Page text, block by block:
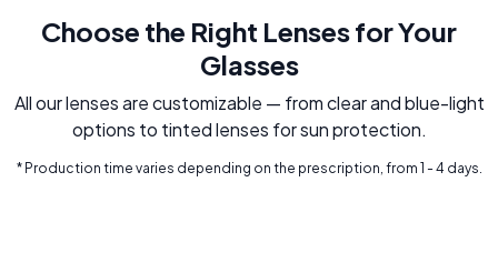
Choose the Right Lenses for Your
Glasses
All our lenses are customizable — from clear and blue-light
options to tinted lenses for sun protection.
* Production time varies depending on the prescription, from 1 - 4 days.